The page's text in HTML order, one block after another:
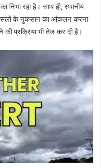
निभा रहा है। साथ ही, स्थानीय
के नुकसान का आंकलन करना
की प्रक्रिया भी तेज कर दी है।